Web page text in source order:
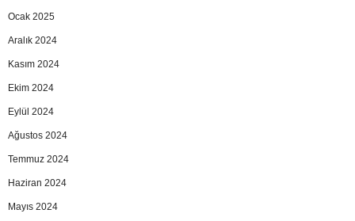
Ocak 2025
Aralık 2024
Kasım 2024
Ekim 2024
Eylül 2024
Ağustos 2024
Temmuz 2024
Haziran 2024
Mayıs 2024